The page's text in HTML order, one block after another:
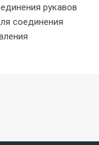
рукавов
соединения